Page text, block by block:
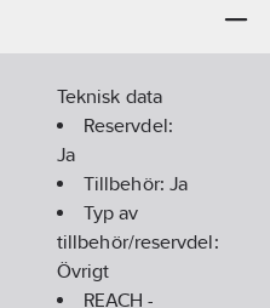
Teknisk data
Reservdel:
Ja
Tillbehör: Ja
Typ av
tillbehör/reservdel:
Övrigt
REACH -